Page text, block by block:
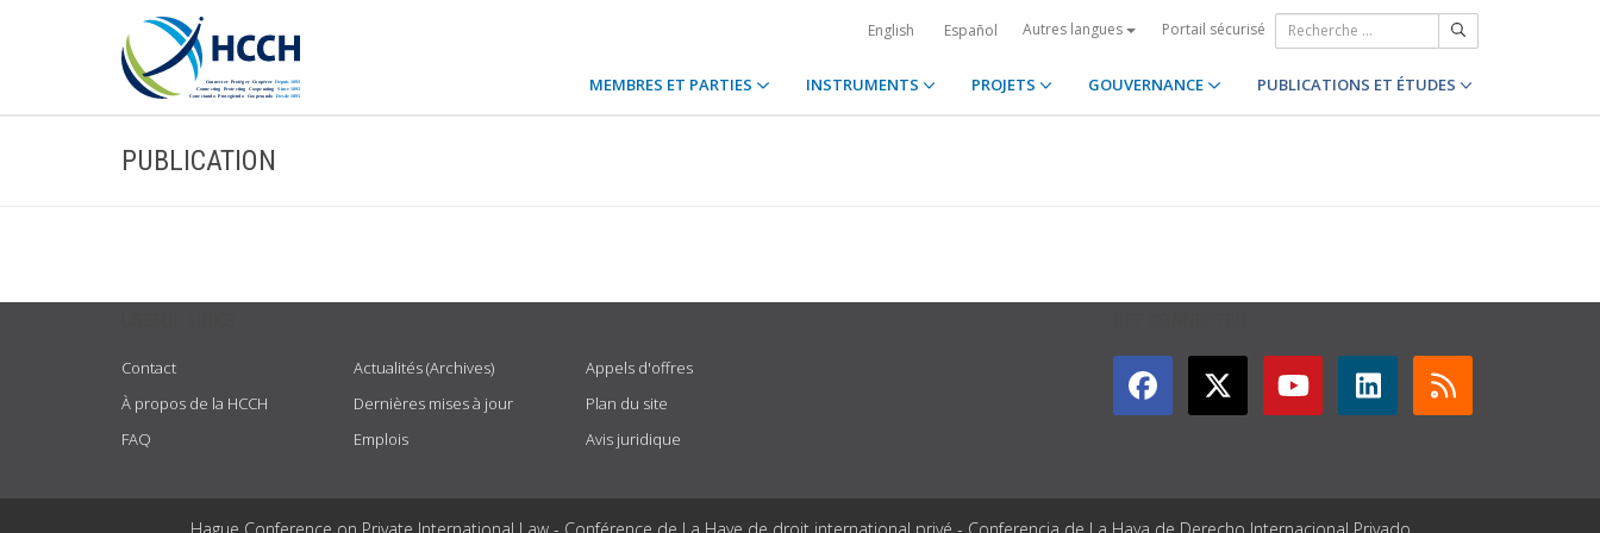
English Español Autres langues Portail sécurisé
MEMBRES ET PARTIES INSTRUMENTS PROJETS GOUVERNANCE PUBLICATIONS ET ÉTUDES
PUBLICATION
Contact
À propos de la HCCH
FAQ
Actualités (Archives)
Dernières mises à jour
Emplois
Appels d'offres
Plan du site
Avis juridique